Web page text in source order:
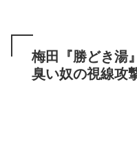
梅田『勝どき湯
臭い奴の視線攻